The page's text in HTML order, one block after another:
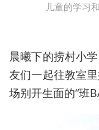
儿童的学习
晨曦下的捞村小
友们一起往教室
场别开生面的“班